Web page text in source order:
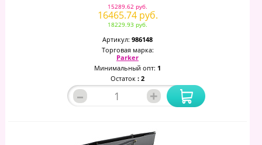
15289.62 руб.
16465.74 руб.
18229.93 руб.
Артикул: 986148
Торговая марка:
Parker
Минимальный опт: 1
Остаток : 2
– +